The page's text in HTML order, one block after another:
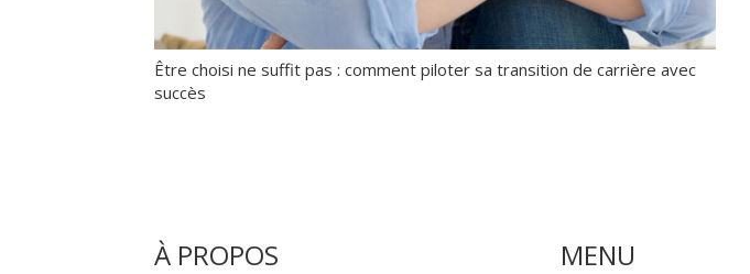
Être choisi ne suffit pas : comment piloter sa transition de carrière avec
succès
À PROPOS MENU